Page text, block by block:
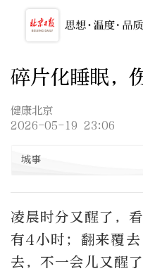
碎片化睡眠，
健康北京
2026-05-19 23:06
城事
凌晨时分又醒了，
有4小时；翻来覆
去，不一会儿又醒